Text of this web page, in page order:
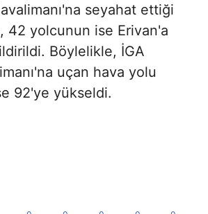
seyahat ettiği
42 yolcunun ise Erivan'a
Böylelikle, İGA
uçan hava yolu
92'ye yükseldi.